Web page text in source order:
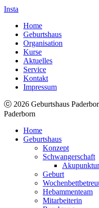
Insta
Home
Geburtshaus
Organisation
Kurse
Aktuelles
Service
Kontakt
Impressum
ⓒ 2026 Geburtshaus
Paderborn
Home
Geburtshaus
Konzept
Schwangerschaft
Geburt
Hebammenteam
Mitarbeiterin